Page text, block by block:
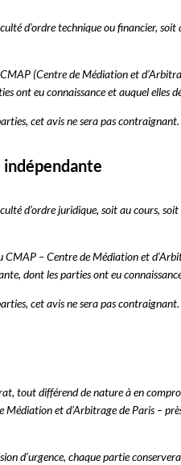
d’ordre technique ou financier,
(Centre de Médiation et
ont eu connaissance et auquel elles
cet avis ne sera pas
d’ordre juridique, soit au cours,
CMAP – Centre de Médiation et
dont les parties ont eu
cet avis ne sera pas
tout différend de nature à en
Médiation et d’Arbitrage de Paris –
d’urgence, chaque partie